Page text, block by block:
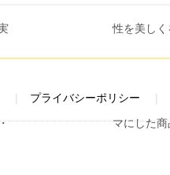
プライバシーポリシー